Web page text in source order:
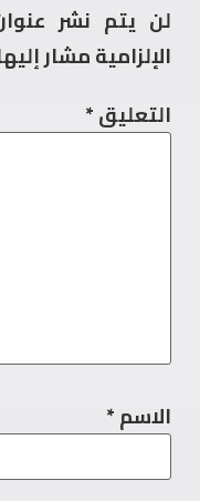
لن يتم نشر عنوان
الإلزامية مشار إليها
التعليق*
الاسم*